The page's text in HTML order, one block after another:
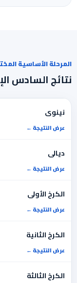
المرحلة الأساسية
نتائج السادس
نينوى
عرض النتيجة
ديالى
عرض النتيجة
الكرخ الأولى
عرض النتيجة
الكرخ الثانية
عرض النتيجة
الكرخ الثالثة